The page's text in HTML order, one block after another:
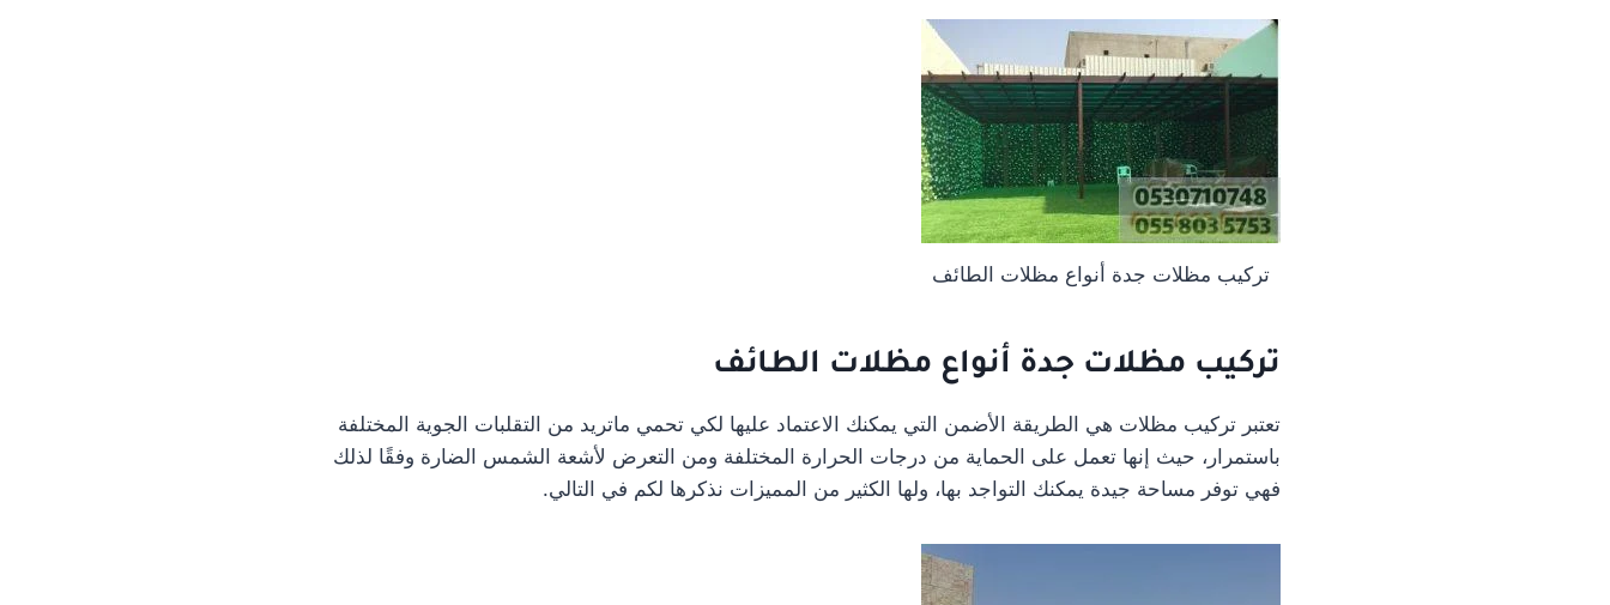
تركيب مظلات جدة أنواع مظلات الطائف
تركيب مظلات جدة أنواع مظلات الطائف
تعتبر تركيب مظلات هي الطريقة الأضمن التي يمكنك الاعتماد عليها لكي تحمي ماتريد من التقلبات الجوية المختلفة
باستمرار، حيث إنها تعمل على الحماية من درجات الحرارة المختلفة ومن التعرض لأشعة الشمس الضارة وفقًا لذلك
فهي توفر مساحة جيدة يمكنك التواجد بها، ولها الكثير من المميزات نذكرها لكم في التالي.